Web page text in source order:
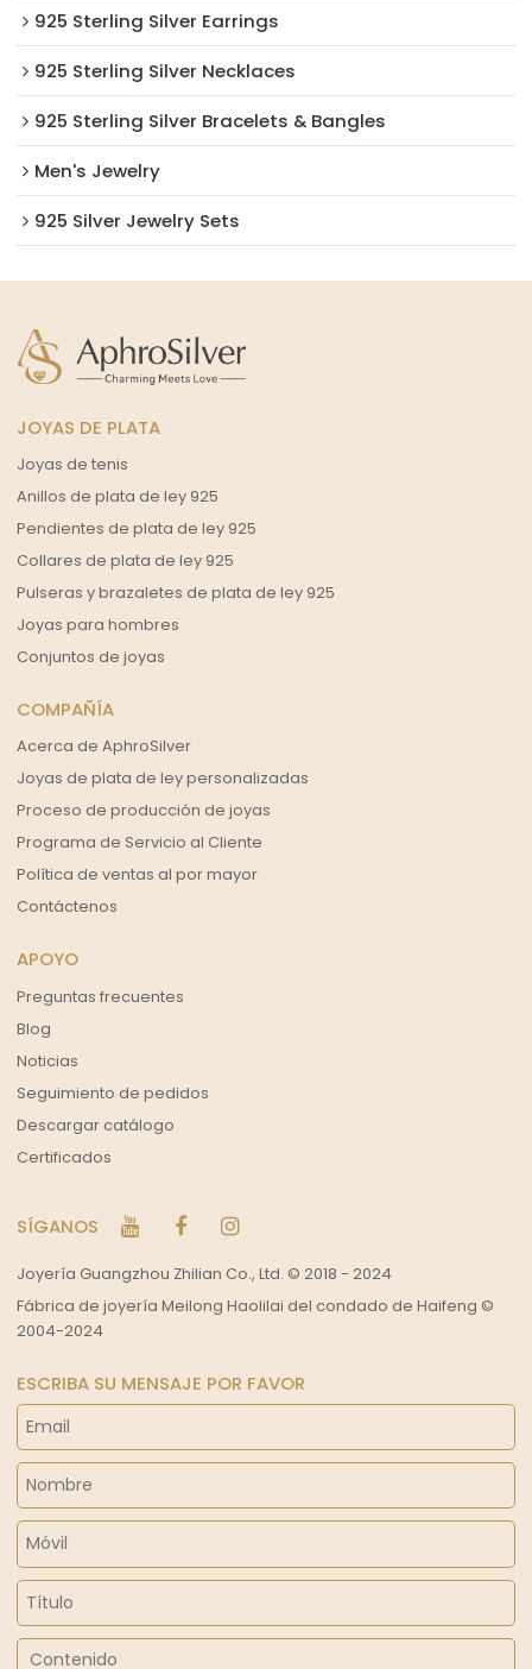
925 Sterling Silver Earrings
925 Sterling Silver Necklaces
925 Sterling Silver Bracelets & Bangles
Men's Jewelry
925 Silver Jewelry Sets
JOYAS DE PLATA
Joyas de tenis
Anillos de plata de ley 925
Pendientes de plata de ley 925
Collares de plata de ley 925
Pulseras y brazaletes de plata de ley 925
Joyas para hombres
Conjuntos de joyas
COMPAÑÍA
Acerca de AphroSilver
Joyas de plata de ley personalizadas
Proceso de producción de joyas
Programa de Servicio al Cliente
Política de ventas al por mayor
Contáctenos
APOYO
Preguntas frecuentes
Blog
Noticias
Seguimiento de pedidos
Descargar catálogo
Certificados
SÍGANOS
Joyería Guangzhou Zhilian Co., Ltd. © 2018 - 2024
Fábrica de joyería Meilong Haolilai del condado de Haifeng ©
2004-2024
ESCRIBA SU MENSAJE POR FAVOR